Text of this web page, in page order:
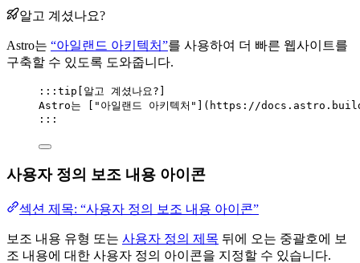
알고 계셨나요?
Astro는 “아일랜드 아키텍처”를 사용하여 더 빠른 웹사이트를
구축할 수 있도록 도와줍니다.
:::tip[알고 계셨나요?]
Astro는 [ "아일랜드 아키텍처" ] ( https://
:::
사용자 정의 보조 내용 아이콘
섹션 제목: “사용자 정의 보조 내용 아이콘”
보조 내용 유형 또는 사용자 정의 제목 뒤에 오는 중괄호에 보
조 내용에 대한 사용자 정의 아이콘을 지정할 수 있습니다.